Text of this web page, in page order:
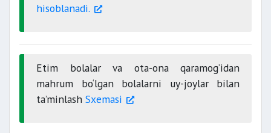
hisoblanadi.
Etim bolalar va ota-ona qaramog‘idan
mahrum bo‘lgan bolalarni uy-joylar bilan
ta’minlash Sxemasi